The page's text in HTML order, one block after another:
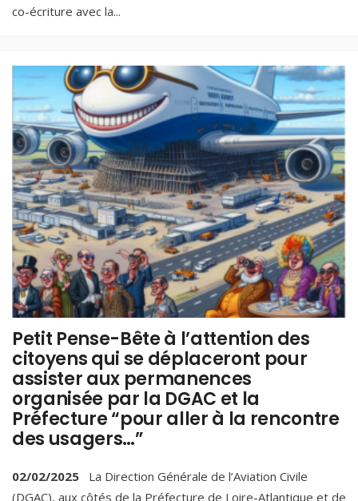
co-écriture avec la...
Petit Pense-Bête à l’attention des
citoyens qui se déplaceront pour
assister aux permanences
organisée par la DGAC et la
Préfecture “pour aller à la rencontre
des usagers…”
02/02/2025
La Direction Générale de l’Aviation Civile
(DGAC), aux côtés de la Préfecture de Loire-Atlantique et de